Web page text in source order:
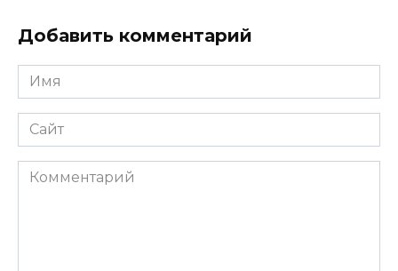
Добавить комментарий
Имя
*
Сайт
Комментарий